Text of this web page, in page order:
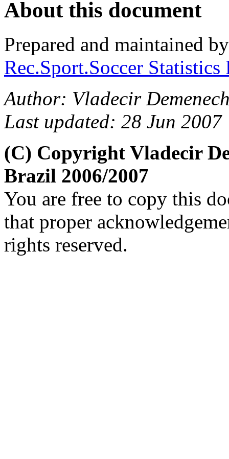
About this document
Prepared and maintained
Rec.Sport.Soccer
Author: Vladecir
Last updated: 28 Jun 2007
(C) Copyright Vladecir
Brazil 2006/2007
You are free to copy this
that proper
rights reserved.